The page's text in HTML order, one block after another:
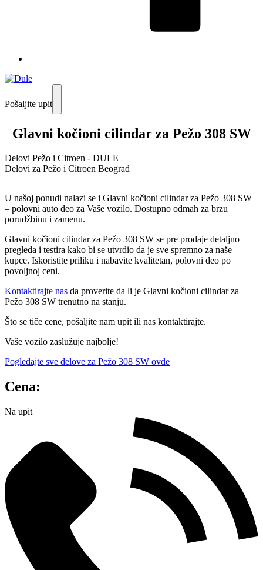
Pošaljite upit
Glavni kočioni cilindar za Pežo 308 SW
Delovi Pežo i Citroen - DULE
Delovi za Pežo i Citroen Beograd
U našoj ponudi nalazi se i Glavni kočioni cilindar za Pežo 308 SW
– polovni auto deo za Vaše vozilo. Dostupno odmah za brzu
porudžbinu i zamenu.
Glavni kočioni cilindar za Pežo 308 SW se pre prodaje detaljno
pregleda i testira kako bi se utvrdio da je sve spremno za naše
kupce. Iskoristite priliku i nabavite kvalitetan, polovni deo po
povoljnoj ceni.
Kontaktirajte nas da proverite da li je Glavni kočioni cilindar za
Pežo 308 SW trenutno na stanju.
Što se tiče cene, pošaljite nam upit ili nas kontaktirajte.
Vaše vozilo zaslužuje najbolje!
Pogledajte sve delove za Pežo 308 SW ovde
Cena:
Na upit